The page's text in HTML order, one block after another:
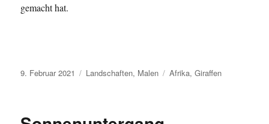
gemacht hat.
Veröffentlicht
9. Februar 2021 Kategorien
Landschaften, Malen Schlagwörter
Afrika,Giraffen